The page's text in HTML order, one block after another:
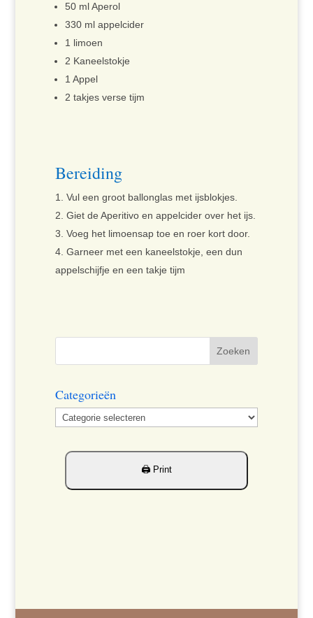
50 ml Aperol
330 ml appelcider
1 limoen
2 Kaneelstokje
1 Appel
2 takjes verse tijm
Bereiding
Vul een groot ballonglas met ijsblokjes.
Giet de Aperitivo en appelcider over het ijs.
Voeg het limoensap toe en roer kort door.
Garneer met een kaneelstokje, een dun
appelschijfje en een takje tijm
Categorieën
Categorieën